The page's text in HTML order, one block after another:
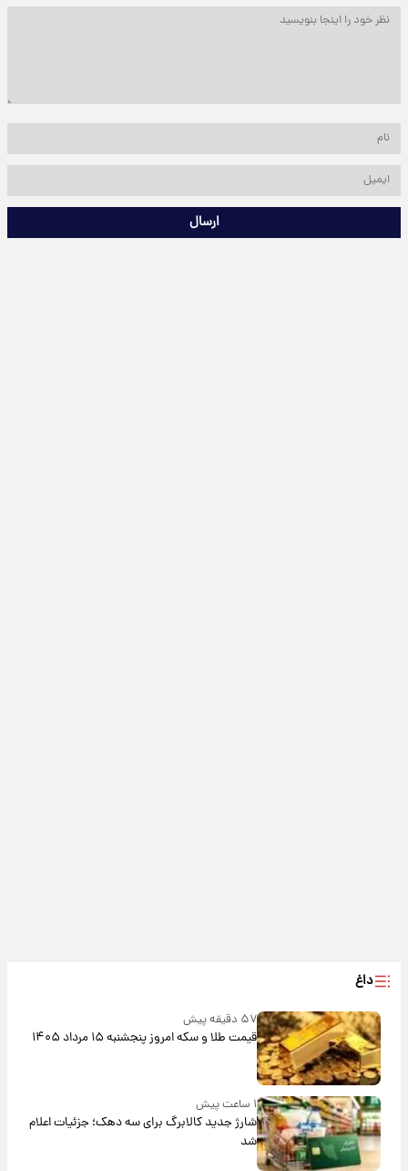
ارسال
داغ
۵۷ دقیقه پیش
قیمت طلا و سکه امروز پنجشنبه ۱۵ مرداد ۱۴۰۵
۱ ساعت پیش
شارژ جدید کالابرگ برای سه دهک؛ جزئیات اعلام
شد